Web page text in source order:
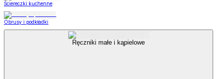
Ściereczki kuchenne
Obrusy i podkładki
Ręczniki małe i kąpielowe